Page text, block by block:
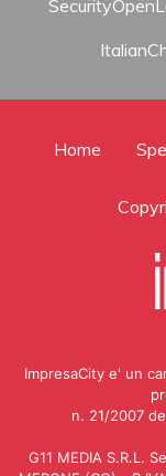
Home
ImpresaCity e' un
n. 21/2007
G11 MEDIA S.R.L.